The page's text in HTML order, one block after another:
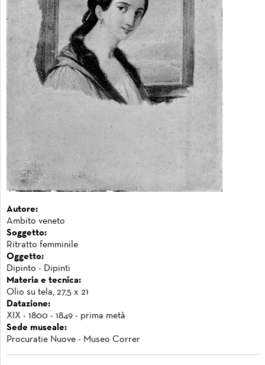
Autore:
Ambito veneto
Soggetto:
Ritratto femminile
Oggetto:
Dipinto - Dipinti
Materia e tecnica:
Olio su tela, 27,5 x 21
Datazione:
XIX - 1800 - 1849 - prima metà
Sede museale:
Procuratie Nuove - Museo Correr